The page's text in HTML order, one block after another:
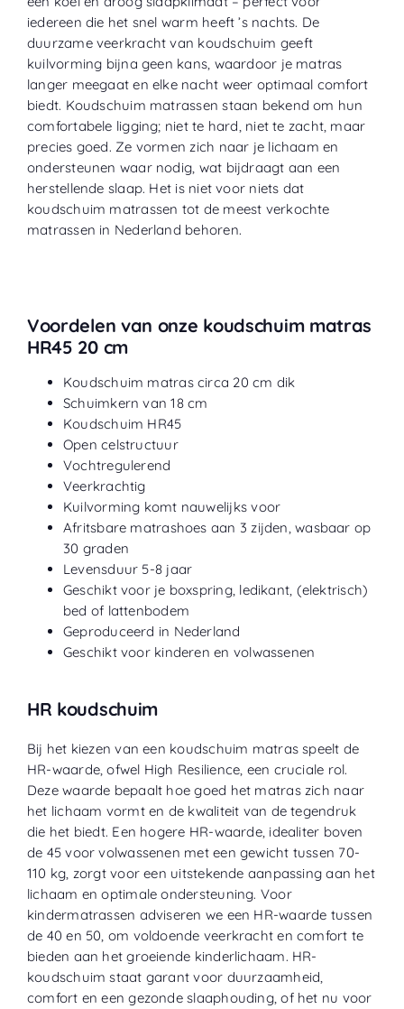
iedereen die het snel warm heeft ’s nachts. De
duurzame veerkracht van koudschuim geeft
kuilvorming bijna geen kans, waardoor je matras
langer meegaat en elke nacht weer optimaal comfort
biedt. Koudschuim matrassen staan bekend om hun
comfortabele ligging; niet te hard, niet te zacht, maar
precies goed. Ze vormen zich naar je lichaam en
ondersteunen waar nodig, wat bijdraagt aan een
herstellende slaap. Het is niet voor niets dat
koudschuim matrassen tot de meest verkochte
matrassen in Nederland behoren.
Voordelen van onze koudschuim matras
HR45 20 cm
Koudschuim matras circa 20 cm dik
Schuimkern van 18 cm
Koudschuim HR45
Open celstructuur
Vochtregulerend
Veerkrachtig
Kuilvorming komt nauwelijks voor
Afritsbare matrashoes aan 3 zijden, wasbaar op
30 graden
Levensduur 5-8 jaar
Geschikt voor je boxspring, ledikant, (elektrisch)
bed of lattenbodem
Geproduceerd in Nederland
Geschikt voor kinderen en volwassenen
HR koudschuim
Bij het kiezen van een koudschuim matras speelt de
HR-waarde, ofwel High Resilience, een cruciale rol.
Deze waarde bepaalt hoe goed het matras zich naar
het lichaam vormt en de kwaliteit van de tegendruk
die het biedt. Een hogere HR-waarde, idealiter boven
de 45 voor volwassenen met een gewicht tussen 70-
110 kg, zorgt voor een uitstekende aanpassing aan het
lichaam en optimale ondersteuning. Voor
kindermatrassen adviseren we een HR-waarde tussen
de 40 en 50, om voldoende veerkracht en comfort te
bieden aan het groeiende kinderlichaam. HR-
koudschuim staat garant voor duurzaamheid,
comfort en een gezonde slaaphouding, of het nu voor